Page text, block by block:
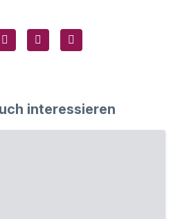
interessieren